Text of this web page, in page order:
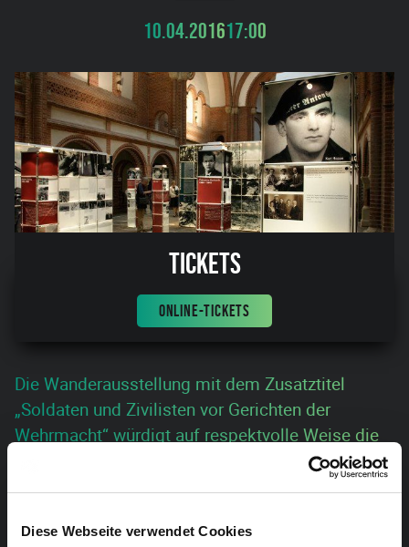
Diese Webseite verwendet Cookies
10.04.201617:00
Tickets
ONLINE-TICKETS
Die Wanderausstellung mit dem Zusatztitel
„Soldaten und Zivilisten vor Gerichten der
Wehrmacht“ würdigt auf respektvolle Weise die
Opfer des Nationalsozialismus. Die Ausstellung
ist bis zum 19. April zugänglich. Eintritt frei.
Im Zentrum der Ausstellung stehen einzelne